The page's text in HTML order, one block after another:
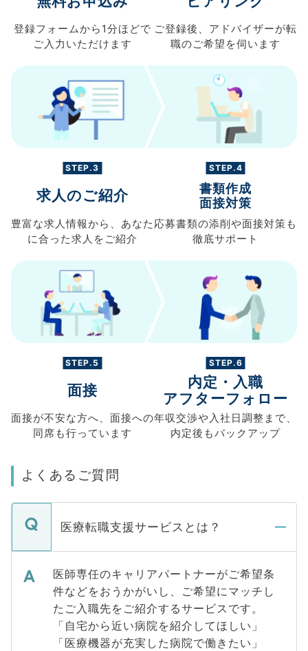
登録フォームから 1分ほどで
ご入力 いただけます
ご登録後、 アドバイザーが転
職のご希望を伺います
STEP.3
求人のご紹介
豊富な求人情報から、 あなた
に合った求人を ご紹介
STEP.4
書類作成
面接対策
応募書類の添削や面接対策も
徹底サポート
STEP.5
面接
面接が不安な方へ、 面接への
同席も行っています
STEP.6
内定・入職
アフターフォロー
年収交渉や入社日調整まで、
内定後もバックアップ
よくあるご質問
医療転職支援サービスとは？
医師専任のキャリアパートナーがご希望条
件などをおうかがいし、ご希望にマッチし
たご入職先をご紹介するサービスです。
「自宅から近い病院を紹介してほしい」
「医療機器が充実した病院で働きたい」